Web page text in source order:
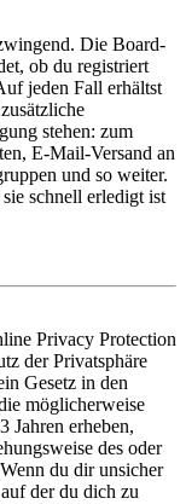
Die Board-
ob du registriert
jeden Fall erhältst
stehen: zum
E-Mail-Versand an
und so weiter.
schnell erledigt ist
Privacy Protection
der Privatsphäre
Gesetz in den
möglicherweise
Jahren erheben,
des oder
du dir unsicher
der du dich zu